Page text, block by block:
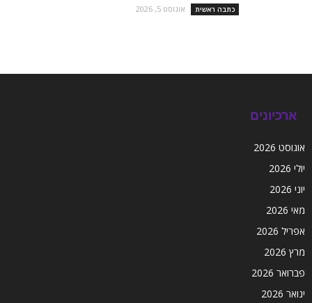
כתבה ראשית אוגוסט 5, 2026
ארכיונים
אוגוסט 2026
יולי 2026
יוני 2026
מאי 2026
אפריל 2026
מרץ 2026
פברואר 2026
ינואר 2026